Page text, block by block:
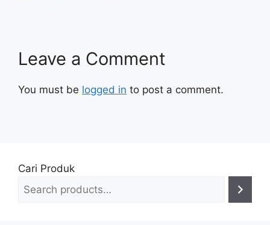
Leave a Comment
You must be logged in to post a comment.
Cari Produk